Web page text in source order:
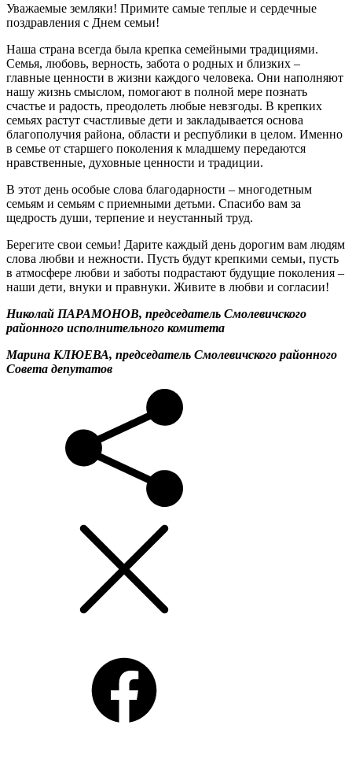
Уважаемые земляки! Примите самые теплые и сердечные
поздравления с Днем семьи!
Наша страна всегда была крепка семейными традициями.
Семья, любовь, верность, забота о родных и близких –
главные ценности в жизни каждого человека. Они наполняют
нашу жизнь смыслом, помогают в полной мере познать
счастье и радость, преодолеть любые невзгоды. В крепких
семьях растут счастливые дети и закладывается основа
благополучия района, области и республики в целом. Именно
в семье от старшего поколения к младшему передаются
нравственные, духовные ценности и традиции.
В этот день особые слова благодарности – многодетным
семьям и семьям с приемными детьми. Спасибо вам за
щедрость души, терпение и неустанный труд.
Берегите свои семьи! Дарите каждый день дорогим вам людям
слова любви и нежности. Пусть будут крепкими семьи, пусть
в атмосфере любви и заботы подрастают будущие поколения –
наши дети, внуки и правнуки. Живите в любви и согласии!
Николай ПАРАМОНОВ, председатель Смолевичского
районного исполнительного комитета
Марина КЛЮЕВА, председатель Смолевичского районного
Совета депутатов